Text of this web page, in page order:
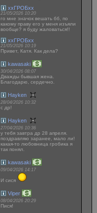
ххГРОБхх
21/05/2026 10:20
го мне значок вешать бб, по
какому праву его у меня изъяли
вообще? я буду жаловаться!!
ххГРОБхх
21/05/2026 10:19
Привет, Катя. Как дела?
kawasaki
30/04/2026 08:07
Дважды бывшая жена.
Благодарю, сердечно.
Hayken
28/04/2026 10:32
с др!
Hayken
27/04/2026 10:36
у тебя завтра др 28 апреля.
поздравляю заранее, мало ли!
какая-то любовница гробика я
так понял.
kawasaki
09/04/2026 14:17
И сися
Viper
08/04/2026 20:29
Пися!